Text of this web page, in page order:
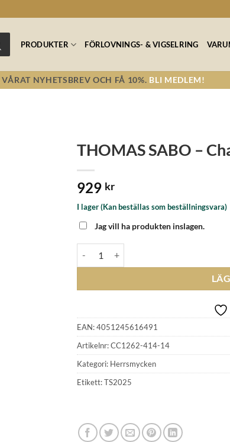
PRODUKTER FÖRLOVNINGS- & VIGSELRING
NYHETSBREV OCH FÅ 10%. BLI MEDLEM!
THOMAS SABO –
929 kr
I lager (Kan beställas som beställningsvara)
Jag vill ha produkten inslagen.
EAN:4051245616491
Artikelnr:CC1262-414-14
Kategori: Herrsmycken
Etikett:TS2025
KUNDKLUBB